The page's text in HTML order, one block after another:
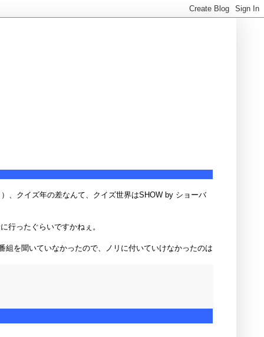
、クイズ年の差なんて、クイズ世界はSHOW by ショーバ
行ったぐらいですかねぇ。
を聞いていなかったので、ノリに付いていけなかったのは